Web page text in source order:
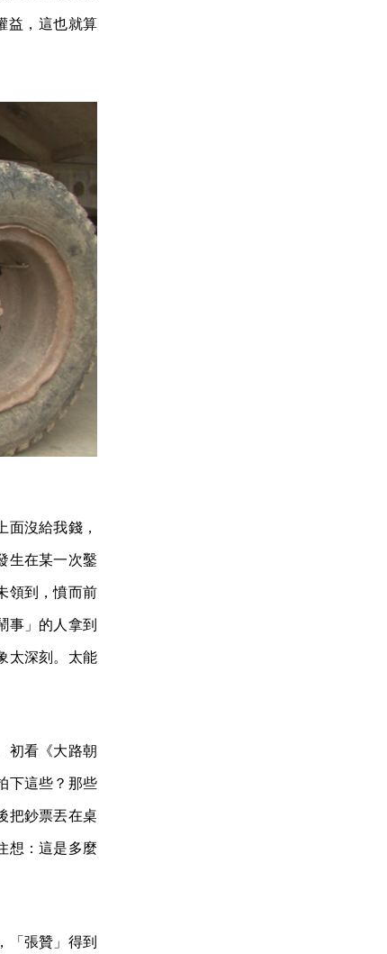
益，這也就算
沒給我錢，
生在某一次鑿
領到，憤而前
事」的人拿到
太深刻。太能
初看《大路朝
下這些？那些
把鈔票丟在桌
想：這是多麼
「張贊」得到